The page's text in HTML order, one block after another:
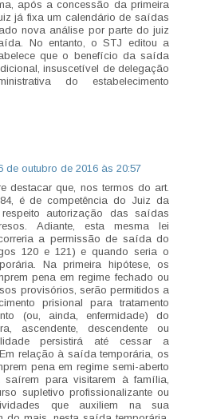
após a concessão da primeira
já fixa um calendário de saídas
nova análise por parte do juiz
No entanto, o STJ editou a
que o benefício da saída
insuscetível de delegação
do estabelecimento
de outubro de 2016 às 20:57
destacar que, nos termos do art.
é de competência do Juiz da
autorização das saídas
Adiante, esta mesma lei
a permissão de saída do
120 e 121) e quando seria o
Na primeira hipótese, os
pena em regime fechado ou
provisórios, serão permitidos a
prisional para tratamento
(ou, ainda, enfermidade) do
ascendente, descendente ou
persistirá até cessar a
relação à saída temporária, os
pena em regime semi-aberto
saírem para visitarem à família,
supletivo profissionalizante ou
que auxiliem na sua